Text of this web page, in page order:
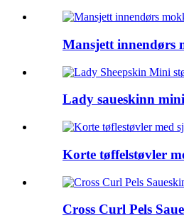
Mansjett innendørs
Lady saueskinn
Korte tøffelstøvler
Cross Curl Pels